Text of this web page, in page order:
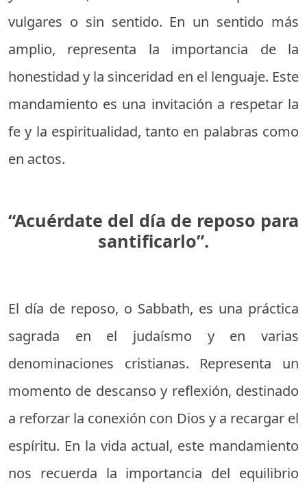
vulgares o sin sentido. En un sentido más
amplio, representa la importancia de la
honestidad y la sinceridad en el lenguaje. Este
mandamiento es una invitación a respetar la
fe y la espiritualidad, tanto en palabras como
en actos.
“Acuérdate del día de reposo para
santificarlo”.
El día de reposo, o Sabbath, es una práctica
sagrada en el judaísmo y en varias
denominaciones cristianas. Representa un
momento de descanso y reflexión, destinado
a reforzar la conexión con Dios y a recargar el
espíritu. En la vida actual, este mandamiento
nos recuerda la importancia del equilibrio